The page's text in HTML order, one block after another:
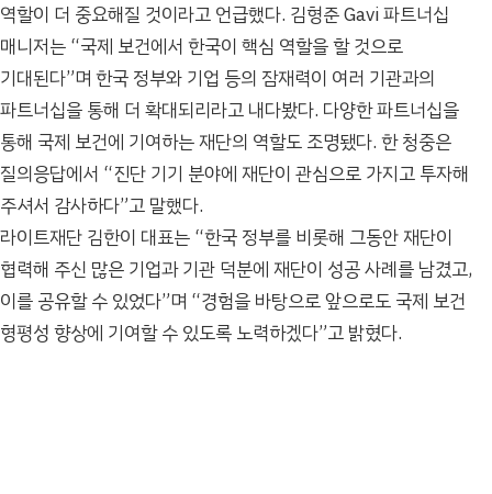
역할이 더 중요해질 것이라고 언급했다. 김형준 Gavi 파트너십
매니저는 “국제 보건에서 한국이 핵심 역할을 할 것으로
기대된다”며 한국 정부와 기업 등의 잠재력이 여러 기관과의
파트너십을 통해 더 확대되리라고 내다봤다. 다양한 파트너십을
통해 국제 보건에 기여하는 재단의 역할도 조명됐다. 한 청중은
질의응답에서 “진단 기기 분야에 재단이 관심으로 가지고 투자해
주셔서 감사하다”고 말했다.
라이트재단 김한이 대표는 “한국 정부를 비롯해 그동안 재단이
협력해 주신 많은 기업과 기관 덕분에 재단이 성공 사례를 남겼고,
이를 공유할 수 있었다”며 “경험을 바탕으로 앞으로도 국제 보건
형평성 향상에 기여할 수 있도록 노력하겠다”고 밝혔다.